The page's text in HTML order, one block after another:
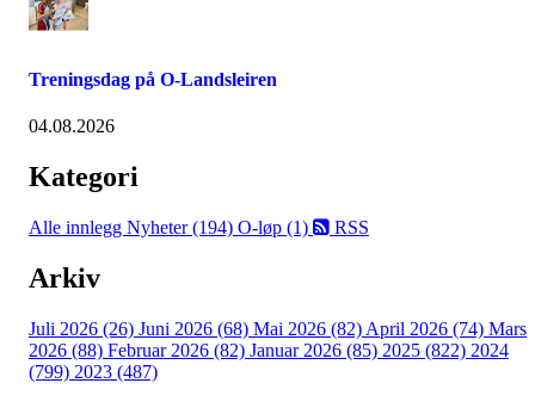
Treningsdag på O-Landsleiren
04.08.2026
Kategori
Alle innlegg Nyheter (194) O-løp (1) RSS
Arkiv
Juli 2026 (26) Juni 2026 (68) Mai 2026 (82) April 2026 (74) Mars
2026 (88) Februar 2026 (82) Januar 2026 (85) 2025 (822) 2024
(799) 2023 (487)